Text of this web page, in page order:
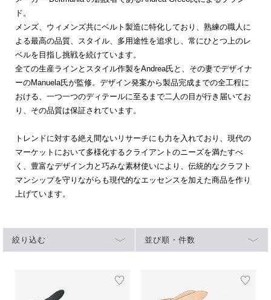
ド。
メンズ、ウィメンズ共にベルト製造に特化しており、熟練の職人に
よる最高の品質、スタイル、多用途性を追求し、常にひとつ上のレ
ベルを目指し挑戦を続けています。
全ての生産ラインとスタイル作製をAndrea氏と、その妻でデザイナ
ーのManuela氏が監修。デザイン発案から製品完成までの全工程に
おける、一つ一つのディテールに至るまで二人の目が行き届いてお
り、その品質は保証されています。
トレンドに対する絶え間ないリサーチにも力を入れており、現代の
マーケットにおいて多様化するクライアントのニーズを満たすべ
く、豊富なデザイン力と巧みな素材使いにより、伝統的なクラフト
マンシップを守りながらも現代的なエッセンスを加えた商品を作り
上げています。
絞り込む 並び順・件数